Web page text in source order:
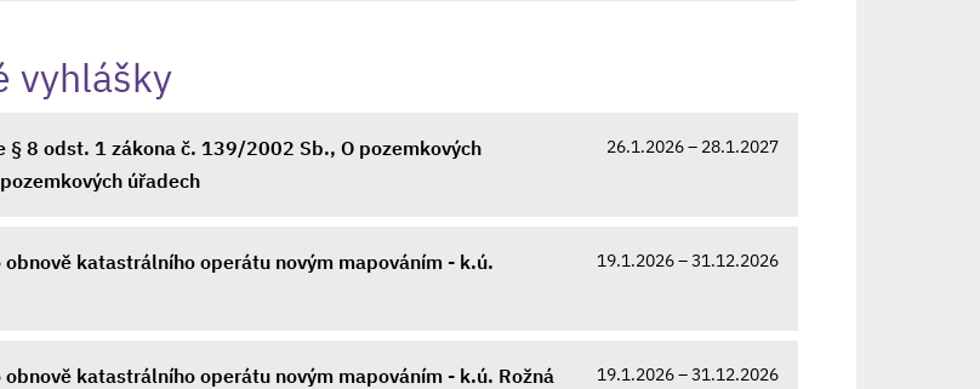
vyhlášky
§ 8 odst. 1 zákona č. 139/2002 Sb., O pozemkových
úřadech
26.1.2026 – 28.1.2027
obnově katastrálního operátu novým mapováním - k.ú.
19.1.2026 – 31.12.2026
obnově katastrálního operátu novým mapováním - k.ú. Rožná 19.1.2026 – 31.12.2026